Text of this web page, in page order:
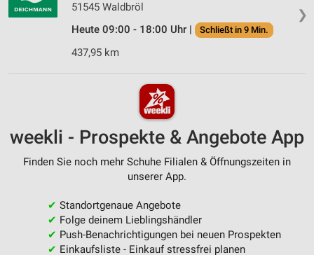
❯
51545 Waldbröl
Heute 09:00 - 18:00 Uhr |
Schließt in 9 Min.
437,95 km
weekli - Prospekte & Angebote App
Finden Sie noch mehr Schuhe Filialen & Öffnungszeiten in
unserer App.
✔ Standortgenaue Angebote
✔ Folge deinem Lieblingshändler
✔ Push-Benachrichtigungen bei neuen Prospekten
✔ Einkaufsliste - Einkauf stressfrei planen